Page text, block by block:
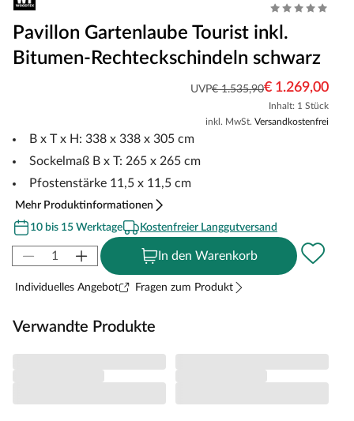
Pavillon Gartenlaube Tourist inkl.
Bitumen-Rechteckschindeln schwarz
UVP€ 1.535,90€ 1.269,00
Inhalt: 1 Stück
inkl. MwSt. Versandkostenfrei
B x T x H: 338 x 338 x 305 cm
Sockelmaß B x T: 265 x 265 cm
Pfostenstärke 11,5 x 11,5 cm
Mehr Produktinformationen
10 bis 15 Werktage
Kostenfreier Langgutversand
In den Warenkorb
Individuelles Angebot Fragen zum Produkt
Verwandte Produkte